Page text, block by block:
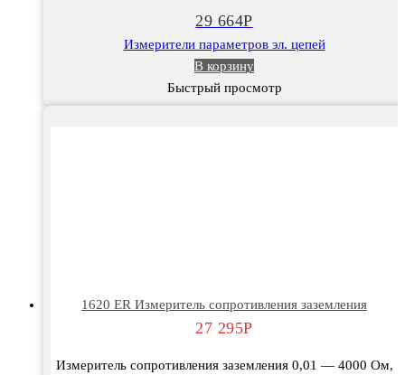
29 664Р
Измерители параметров эл. цепей
В корзину
Быстрый просмотр
1620 ER Измеритель сопротивления заземления
27 295Р
Измеритель сопротивления заземления 0,01 — 4000 Ом,